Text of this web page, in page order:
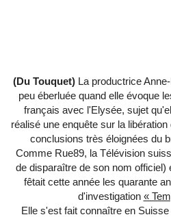
(Du Touquet) La productrice
peu éberluée quand elle évoque
français avec l'Elysée, sujet
réalisé une enquête sur la
conclusions très éloignées du
Comme Rue89, la Télévision
de disparaître de son nom officiel)
fêtait cette année les quarante
d'investigation «
Elle s'est fait connaître en